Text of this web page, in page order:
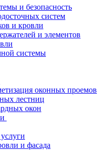
и безопасность
систем
и кровли
и элементов
системы
оконных проемов
лестниц
окон
и фасада